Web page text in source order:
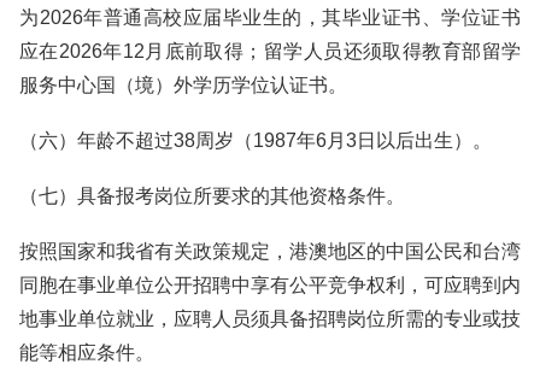
为2026年普通高校应届毕业生的，其毕业证书、学位证书
应在2026年12月底前取得；留学人员还须取得教育部留学
服务中心国（境）外学历学位认证书。
（六）年龄不超过38周岁（1987年6月3日以后出生）。
（七）具备报考岗位所要求的其他资格条件。
按照国家和我省有关政策规定，港澳地区的中国公民和台湾
同胞在事业单位公开招聘中享有公平竞争权利，可应聘到内
地事业单位就业，应聘人员须具备招聘岗位所需的专业或技
能等相应条件。